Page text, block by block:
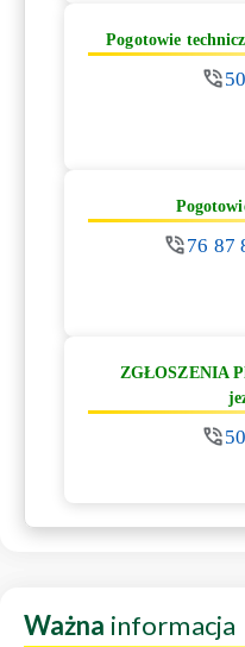
Pogotowie
76 87
ZGŁOSZENIA
Ważna informacja